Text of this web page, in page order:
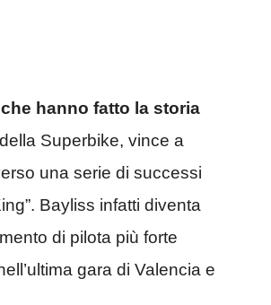
hanno fatto la storia
Superbike, vince a
una serie di successi
Bayliss infatti diventa
di pilota più forte
gara di Valencia e